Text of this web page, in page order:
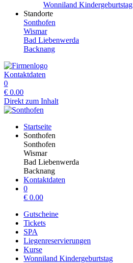
Wonniland Kindergeburtstag
Standorte
Sonthofen
Wismar
Bad Liebenwerda
Backnang
Kontaktdaten
0
€ 0.00
Direkt zum Inhalt
Startseite
Sonthofen
Sonthofen
Wismar
Bad Liebenwerda
Backnang
Kontaktdaten
0
€ 0.00
Gutscheine
Tickets
SPA
Liegenreservierungen
Kurse
Wonniland Kindergeburtstag